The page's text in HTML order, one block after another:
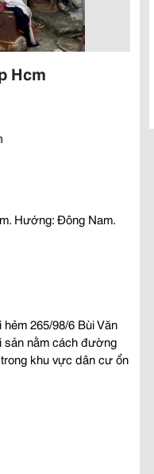
Hcm
Hướng: Đông Nam.
265/98/6 Bùi Văn
sản nằm cách đường
khu vực dân cư ổn